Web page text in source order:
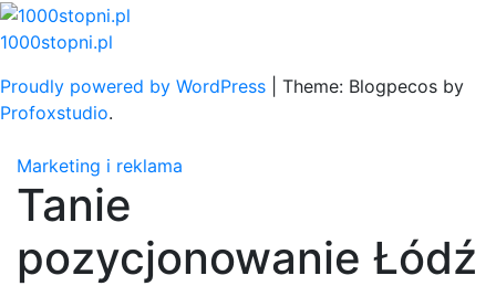
Skip
to
1000stopni.pl
Proudly powered by WordPress
Theme: Blogpecos by
Profoxstudio.
Marketing i reklama
Tanie
pozycjonowanie Łódź